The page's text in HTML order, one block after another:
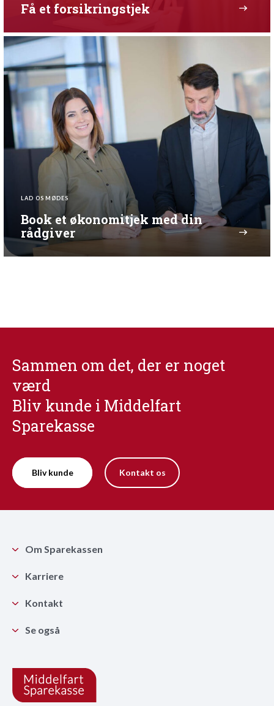
Få et forsikringstjek
LAD OS MØDES
Book et økonomitjek med din
rådgiver
Sammen om det, der er noget
værd
Bliv kunde i Middelfart
Sparekasse
Bliv kunde Kontakt os
Om Sparekassen
Karriere
Kontakt
Se også